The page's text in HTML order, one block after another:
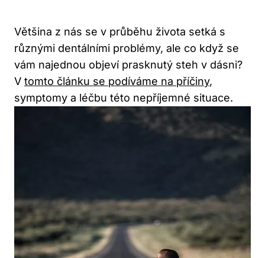
Většina z nás se v průběhu života setká s
různými dentálními problémy, ale co když se
vám najednou objeví prasknutý steh v dásni?
V tomto článku se podíváme na příčiny,
symptomy a léčbu této nepříjemné situace.